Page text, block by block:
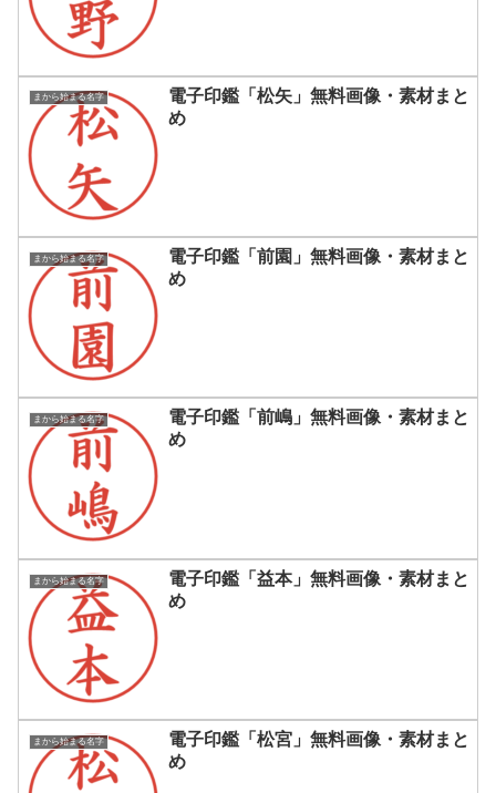
まから始まる名字
電子印鑑「松矢」無料画像・素材まと
め
まから始まる名字
電子印鑑「前園」無料画像・素材まと
め
まから始まる名字
電子印鑑「前嶋」無料画像・素材まと
め
まから始まる名字
電子印鑑「益本」無料画像・素材まと
め
まから始まる名字
電子印鑑「松宮」無料画像・素材まと
め